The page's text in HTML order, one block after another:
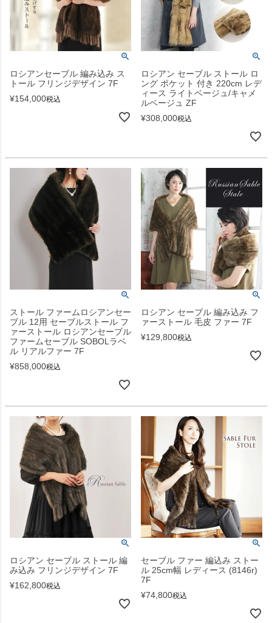
ロシアンセーブル 編み込み ス
トール フリンジデザイン 7F
¥154,000税込
ロシアン セーブル ストール ロ
ング ポケット 付き 220cm レデ
ィース ライトベージュ/キャメ
ルベージュ ZF
¥308,000税込
ストール ファームロシアンセー
ブル 12用 セーブルストール フ
ァーストール ロシアンセーブル
ファームセーブル SOBOLラベ
ル リアルファー 7F
¥858,000税込
ロシアン セーブル 編み込み フ
ァーストール 毛皮 ファー 7F
¥129,800税込
ロシアン セーブル ストール 編
み込み フリンジデザイン 7F
¥162,800税込
セーブル ファー 編込み ストー
ル 25cm幅 レディース (8146r)
7F
¥74,800税込